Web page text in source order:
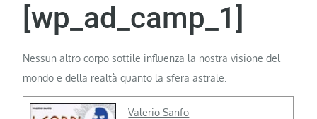
[wp_ad_camp_1]
Nessun altro corpo sottile influenza la nostra visione del
mondo e della realtà quanto la sfera astrale.
Valerio Sanfo